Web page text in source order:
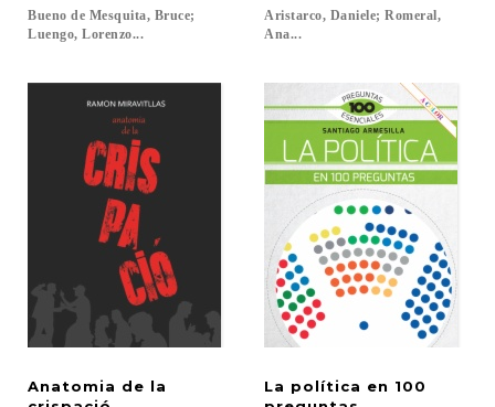
Bueno de Mesquita, Bruce;
Luengo, Lorenzo...
Aristarco, Daniele; Romeral,
Ana...
Anatomia de la
La política en 100